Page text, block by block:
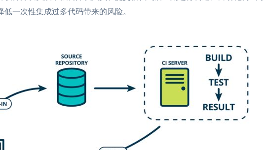
一次性集成过多代码带来的风险。